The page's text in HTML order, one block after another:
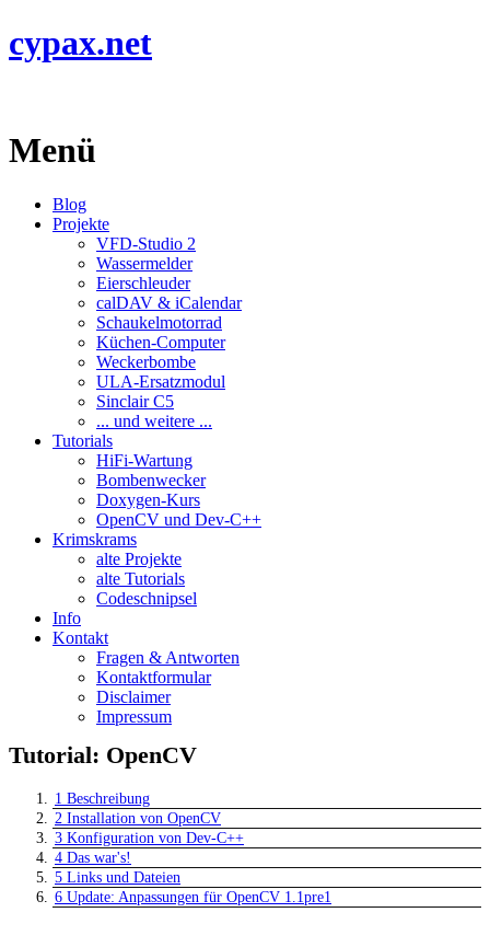
cypax.net
Menü
Blog
Projekte
VFD-Studio 2
Wassermelder
Eierschleuder
calDAV & iCalendar
Schaukelmotorrad
Küchen-Computer
Weckerbombe
ULA-Ersatzmodul
Sinclair C5
... und weitere ...
Tutorials
HiFi-Wartung
Bombenwecker
Doxygen-Kurs
OpenCV und Dev-C++
Krimskrams
alte Projekte
alte Tutorials
Codeschnipsel
Info
Kontakt
Fragen & Antworten
Kontaktformular
Disclaimer
Impressum
Tutorial: OpenCV
1 Beschreibung
2 Installation von OpenCV
3 Konfiguration von Dev-C++
4 Das war's!
5 Links und Dateien
6 Update: Anpassungen für OpenCV 1.1pre1